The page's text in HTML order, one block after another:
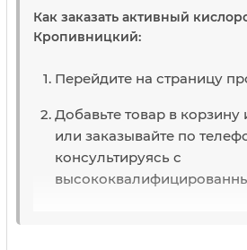
Как заказать активный
Кропивницкий:
Перейдите на страницу
Добавьте товар в корзину
или заказывайте по
консультируясь с